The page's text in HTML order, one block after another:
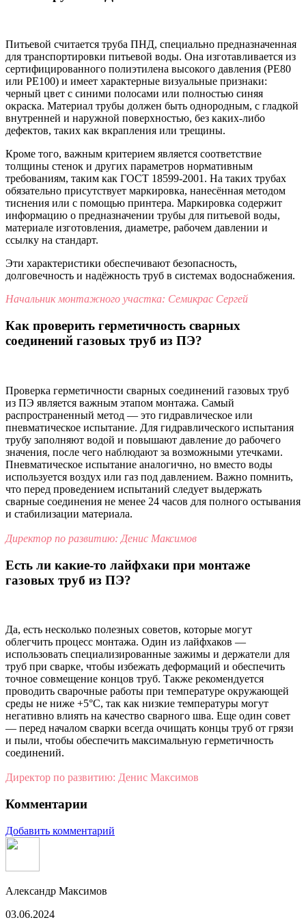
Питьевой считается труба ПНД, специально предназначенная
для транспортировки питьевой воды. Она изготавливается из
сертифицированного полиэтилена высокого давления (PE80
или PE100) и имеет характерные визуальные признаки:
черный цвет с синими полосами или полностью синяя
окраска. Материал трубы должен быть однородным, с гладкой
внутренней и наружной поверхностью, без каких-либо
дефектов, таких как вкрапления или трещины.
Кроме того, важным критерием является соответствие
толщины стенок и других параметров нормативным
требованиям, таким как ГОСТ 18599-2001. На таких трубах
обязательно присутствует маркировка, нанесённая методом
тиснения или с помощью принтера. Маркировка содержит
информацию о предназначении трубы для питьевой воды,
материале изготовления, диаметре, рабочем давлении и
ссылку на стандарт.
Эти характеристики обеспечивают безопасность,
долговечность и надёжность труб в системах водоснабжения.
Начальник монтажного участка: Семикрас Сергей
Как проверить герметичность сварных
соединений газовых труб из ПЭ?
Проверка герметичности сварных соединений газовых труб
из ПЭ является важным этапом монтажа. Самый
распространенный метод — это гидравлическое или
пневматическое испытание. Для гидравлического испытания
трубу заполняют водой и повышают давление до рабочего
значения, после чего наблюдают за возможными утечками.
Пневматическое испытание аналогично, но вместо воды
используется воздух или газ под давлением. Важно помнить,
что перед проведением испытаний следует выдержать
сварные соединения не менее 24 часов для полного остывания
и стабилизации материала.
Директор по развитию: Денис Максимов
Есть ли какие-то лайфхаки при монтаже
газовых труб из ПЭ?
Да, есть несколько полезных советов, которые могут
облегчить процесс монтажа. Один из лайфхаков —
использовать специализированные зажимы и держатели для
труб при сварке, чтобы избежать деформаций и обеспечить
точное совмещение концов труб. Также рекомендуется
проводить сварочные работы при температуре окружающей
среды не ниже +5°C, так как низкие температуры могут
негативно влиять на качество сварного шва. Еще один совет
— перед началом сварки всегда очищать концы труб от грязи
и пыли, чтобы обеспечить максимальную герметичность
соединений.
Директор по развитию: Денис Максимов
Комментарии
Добавить комментарий
Александр Максимов
03.06.2024